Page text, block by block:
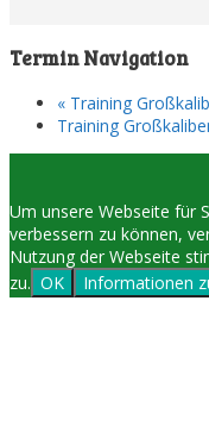
Termin Navigation
« Training
Training
Um unsere Webseite für
verbessern zu können,
Nutzung der Webseite
zu. OK Informationen